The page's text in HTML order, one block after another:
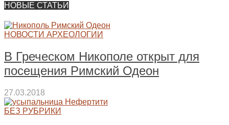
НОВЫЕ СТАТЬИ
НОВОСТИ АРХЕОЛОГИИ
В Греческом Никополе открыт для
посещения Римский Одеон
27.03.2018
БЕЗ РУБРИКИ